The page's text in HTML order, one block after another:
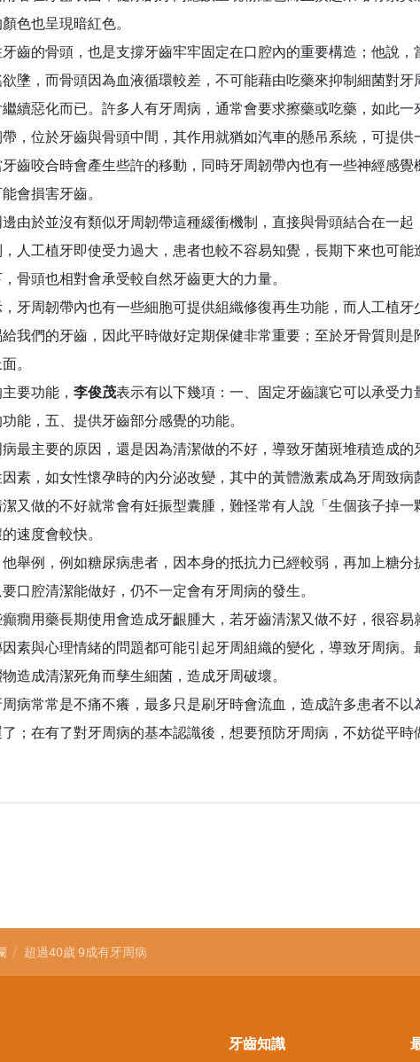
色也呈現暗紅色。
齒的骨頭，也是支撐牙齒牢牢固定在口腔內的重要構造；他說
墬，而骨頭因為血液循環較差，不可能藉由吃藥來抑制細菌對
續惡化而已。許多人有牙周病，通常會要求擦藥或吃藥，如此一
，位於牙齒與骨頭中間，其作用就猶如汽車的懸吊系統，可提
齒咬合時會產生些許的移動，同時牙周韌帶內也有一些神經感
會損害牙齒。
由於並沒有類似牙周韌帶這種緩衝機制，直接與骨頭結合在一
人工植牙即使受力過大，患者也較不容易知覺，長期下來也可
骨頭也相對會承受較自然牙齒更大的力量。
牙周韌帶內也有一些細胞可提供組織修復再生功能，而人工植
我們的牙齒，因此平時做好定期保健非常重要；至於牙骨質則
。
要功能， 李俊茂表示有以下幾項：一、固定牙齒讓它可以承受
能，五、提供牙齒部分感覺的功能。
最主要的原因，還是因為清潔做的不好，導致牙菌斑堆積造成
素，如女性懷孕時的內分泌改變，其中的黃體激素成為牙周致
又做的不好就常會有妊振型囊腫，難怪常有人說「生個孩子掉
速度會較快。
舉例，例如糖尿病患者，因本身的抵抗力已經較弱，再加上糖
口腔清潔能做好，仍不一定會有牙周病的發生。
癇用藥長期使用會造成牙齦腫大，若牙齒清潔又做不好，很容
素與心理情緒的問題都可能引起牙周組織的變化，導致牙周病
造成清潔死角而孳生細菌，造成牙周破壞。
病常常是不痛不癢，最多只是刷牙時會流血，造成許多患者不
；在有了對牙周病的基本認識後，想要預防牙周病，不妨從平
超過40歲 9成有牙周病
牙齒知識